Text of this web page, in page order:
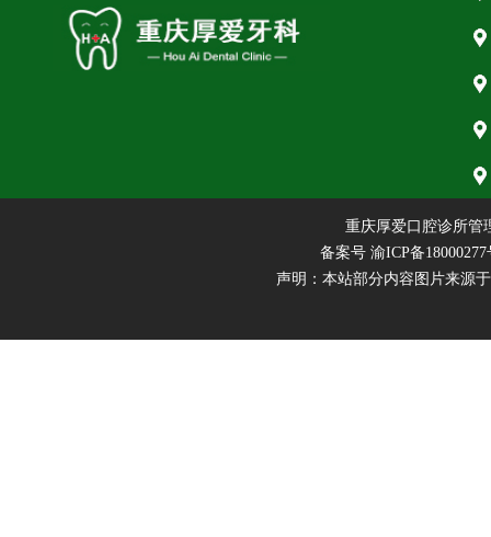
重庆厚爱口腔诊所管
备案号 渝ICP备18000277
声明：本站部分内容图片来源